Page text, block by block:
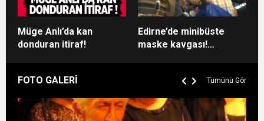
Müge Anlı’da kan
donduran itiraf!
Edirne’de minibüste
maske kavgası!
FOTO GALERİ Tümünü Gör